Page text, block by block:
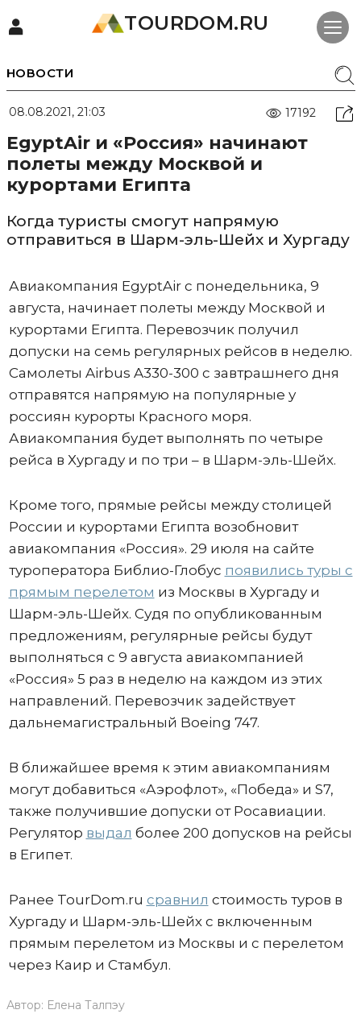
TOURDOM.RU
НОВОСТИ
08.08.2021, 21:03 17192
EgyptAir и «Россия» начинают
полеты между Москвой и
курортами Египта
Когда туристы смогут напрямую
отправиться в Шарм-эль-Шейх и Хургаду
Авиакомпания EgyptAir с понедельника, 9
августа, начинает полеты между Москвой и
курортами Египта. Перевозчик получил
допуски на семь регулярных рейсов в неделю.
Самолеты Airbus A330-300 с завтрашнего дня
отправятся напрямую на популярные у
россиян курорты Красного моря.
Авиакомпания будет выполнять по четыре
рейса в Хургаду и по три – в Шарм-эль-Шейх.
Кроме того, прямые рейсы между столицей
России и курортами Египта возобновит
авиакомпания «Россия». 29 июля на сайте
туроператора Библио-Глобус появились туры с
прямым перелетом из Москвы в Хургаду и
Шарм-эль-Шейх. Судя по опубликованным
предложениям, регулярные рейсы будут
выполняться с 9 августа авиакомпанией
«Россия» 5 раз в неделю на каждом из этих
направлений. Перевозчик задействует
дальнемагистральный Boeing 747.
В ближайшее время к этим авиакомпаниям
могут добавиться «Аэрофлот», «Победа» и S7,
также получившие допуски от Росавиации.
Регулятор выдал более 200 допусков на рейсы
в Египет.
Ранее TourDom.ru сравнил стоимость туров в
Хургаду и Шарм-эль-Шейх с включенным
прямым перелетом из Москвы и с перелетом
через Каир и Стамбул.
Автор: Елена Талпэу